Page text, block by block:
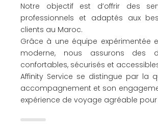
Notre objectif est d’offrir des
professionnels et adaptés aux
clients au Maroc.
Grâce à une équipe expérimentée
moderne, nous assurons des
confortables, sécurisés et
Affinity Service se distingue par la
accompagnement et son
expérience de voyage agréable